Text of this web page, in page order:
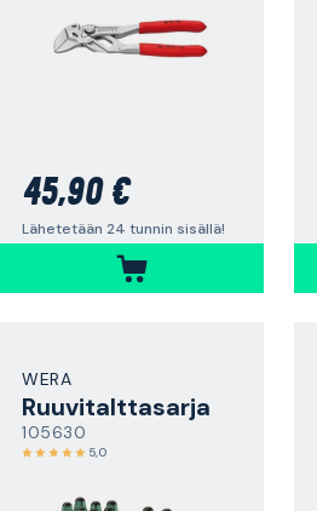
45,90 €
Lähetetään 24 tunnin sisällä!
WERA
Ruuvitalttasarja
105630
5,0